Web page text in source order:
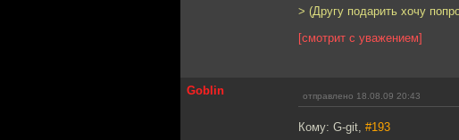
> (Другу подарить хочу
[смотрит с уважением]
Goblin отправлено 18.08.09 20:43
Кому: G-git, #193